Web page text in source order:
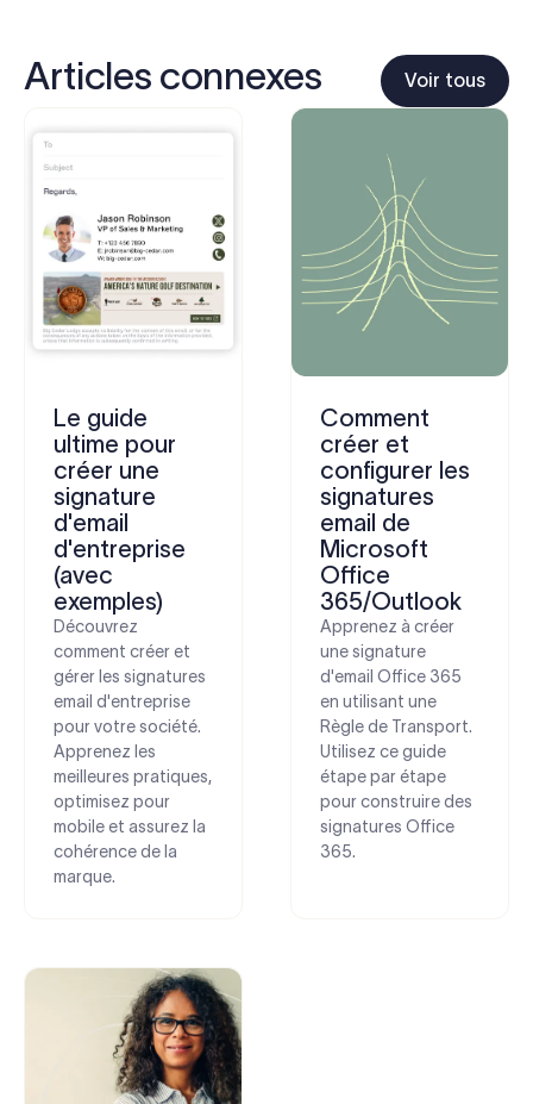
Articles connexes Voir tous
Le guide
ultime pour
créer une
signature
d'email
d'entreprise
(avec
exemples)
Découvrez
comment créer et
gérer les signatures
email d'entreprise
pour votre société.
Apprenez les
meilleures pratiques,
optimisez pour
mobile et assurez la
cohérence de la
marque.
Comment
créer et
configurer les
signatures
email de
Microsoft
Office
365/Outlook
Apprenez à créer
une signature
d'email Office 365
en utilisant une
Règle de Transport.
Utilisez ce guide
étape par étape
pour construire des
signatures Office
365.